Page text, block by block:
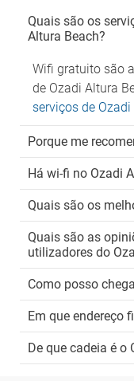
Quais são os
Altura Beach?
Wifi gratuito são
de Ozadi Altura
serviços de
Porque me
Há wi-fi no Ozadi
Quais são os
Quais são as
utilizadores do
Como posso
Em que endereço
De que cadeia é o